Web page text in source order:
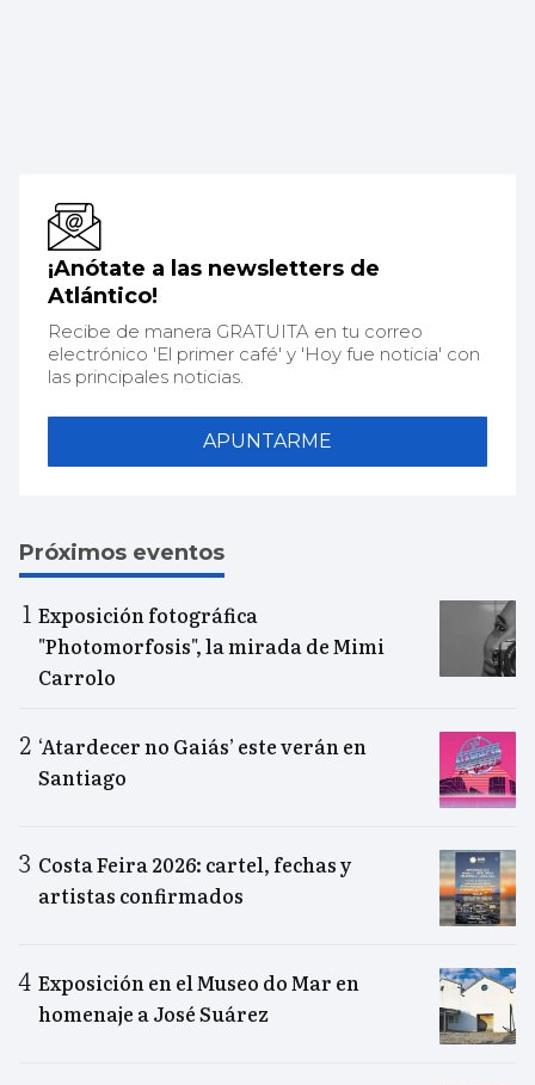
¡Anótate a las newsletters de
Atlántico!
Recibe de manera GRATUITA en tu correo
electrónico 'El primer café' y 'Hoy fue noticia' con
las principales noticias.
APUNTARME
Próximos eventos
Exposición fotográfica
"Photomorfosis", la mirada de Mimi
Carrolo
‘Atardecer no Gaiás’ este verán en
Santiago
Costa Feira 2026: cartel, fechas y
artistas confirmados
Exposición en el Museo do Mar en
homenaje a José Suárez